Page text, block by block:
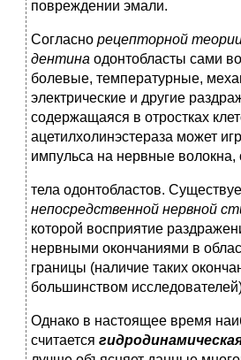
повреждении эмали.
Согласно рецепторной
дентина одонтобласты сами
болевые, температурные,
электрические и другие
содержащаяся в отростках
ацетилхолинэстераза может
импульса на нервные
тела одонтобластов.
непосредственной нервной
которой восприятие
нервными окончаниями в
границы (наличие таких
большинством
Однако в настоящее время
считается